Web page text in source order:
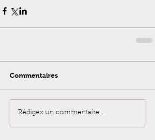
Commentaires
Rédigez un commentaire...